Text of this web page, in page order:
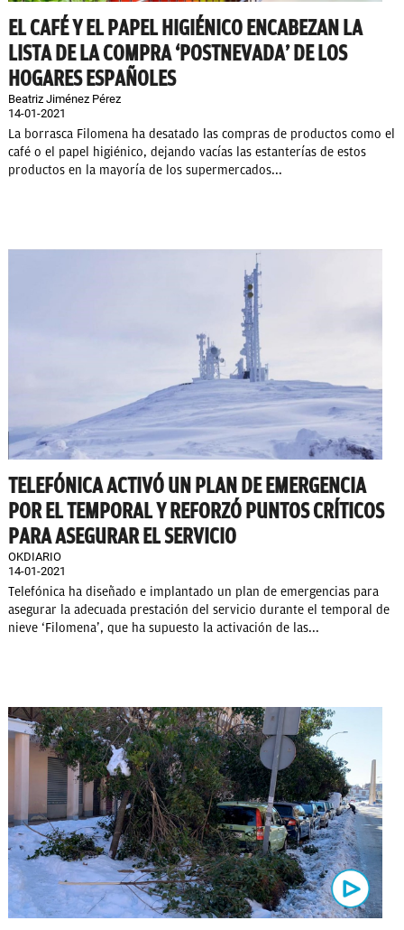
EL CAFÉ Y EL PAPEL HIGIÉNICO ENCABEZAN LA
LISTA DE LA COMPRA ‘POSTNEVADA’ DE LOS
HOGARES ESPAÑOLES
Beatriz Jiménez Pérez
14-01-2021
La borrasca Filomena ha desatado las compras de productos como el
café o el papel higiénico, dejando vacías las estanterías de estos
productos en la mayoría de los supermercados...
TELEFÓNICA ACTIVÓ UN PLAN DE EMERGENCIA
POR EL TEMPORAL Y REFORZÓ PUNTOS CRÍTICOS
PARA ASEGURAR EL SERVICIO
OKDIARIO
14-01-2021
Telefónica ha diseñado e implantado un plan de emergencias para
asegurar la adecuada prestación del servicio durante el temporal de
nieve ‘Filomena’, que ha supuesto la activación de las...